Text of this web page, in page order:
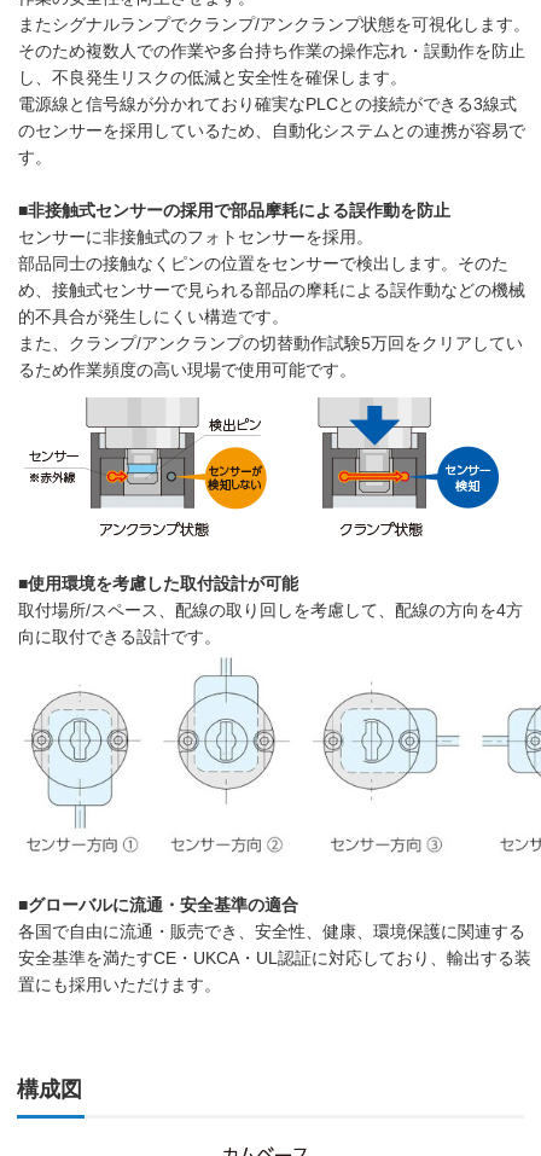
またシグナルランプでクランプ/アンクランプ状態を可視化します。
そのため複数人での作業や多台持ち作業の操作忘れ・誤動作を防止
し、不良発生リスクの低減と安全性を確保します。
電源線と信号線が分かれており確実なPLCとの接続ができる3線式
のセンサーを採用しているため、自動化システムとの連携が容易で
す。
■非接触式センサーの採用で部品摩耗による誤作動を防止
センサーに非接触式のフォトセンサーを採用。
部品同士の接触なくピンの位置をセンサーで検出します。そのた
め、接触式センサーで見られる部品の摩耗による誤作動などの機械
的不具合が発生しにくい構造です。
また、クランプ/アンクランプの切替動作試験5万回をクリアしてい
るため作業頻度の高い現場で使用可能です。
■使用環境を考慮した取付設計が可能
取付場所/スペース、配線の取り回しを考慮して、配線の方向を4方
向に取付できる設計です。
■グローバルに流通・安全基準の適合
各国で自由に流通・販売でき、安全性、健康、環境保護に関連する
安全基準を満たすCE・UKCA・UL認証に対応しており、輸出する装
置にも採用いただけます。
構成図